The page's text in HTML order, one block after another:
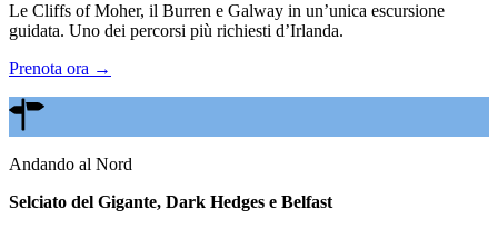
Le Cliffs of Moher, il Burren e Galway in un’unica escursione
guidata. Uno dei percorsi più richiesti d’Irlanda.
Prenota ora →
Andando al Nord
Selciato del Gigante, Dark Hedges e Belfast